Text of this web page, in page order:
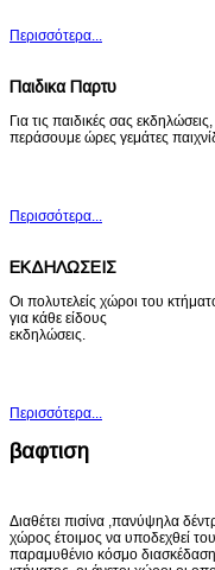
Περισσότερα...
Παιδικα Παρτυ
Για τις παιδικές σας
περάσουμε ώρες γεμάτες
Περισσότερα...
ΕΚΔΗΛΩΣΕΙΣ
Οι πολυτελείς χώροι του
για κάθε είδους
εκδηλώσεις.
Περισσότερα...
βαφτιση
Διαθέτει πισίνα ,πανύψηλα
χώρος έτοιμος να υποδεχθεί
παραμυθένιο κόσμο